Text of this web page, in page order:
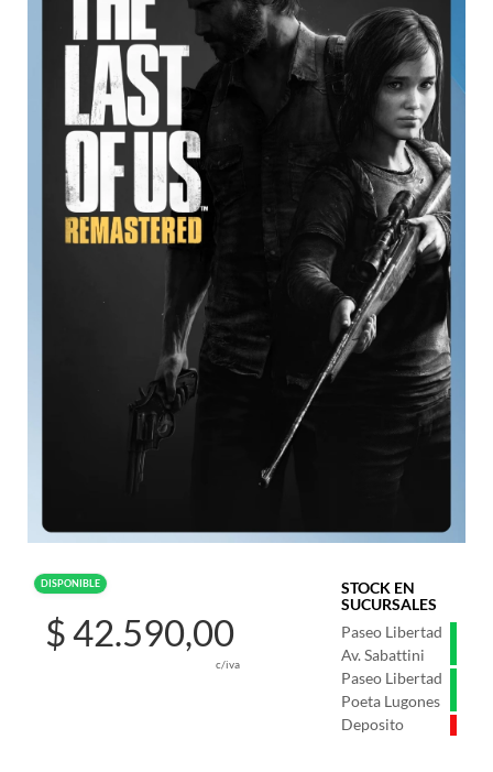
DISPONIBLE
STOCK EN
SUCURSALES
Paseo Libertad
Av. Sabattini
Paseo Libertad
Poeta Lugones
Deposito
$ 42.590,00
c/iva